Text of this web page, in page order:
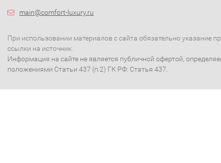
main@comfort-luxury.ru
При использовании материалов с сайта обязательно указание
ссылки на источник.
Информация на сайте не является публичной офертой,
положениями Статьи 437 (п.2) ГК РФ: Статья 437.